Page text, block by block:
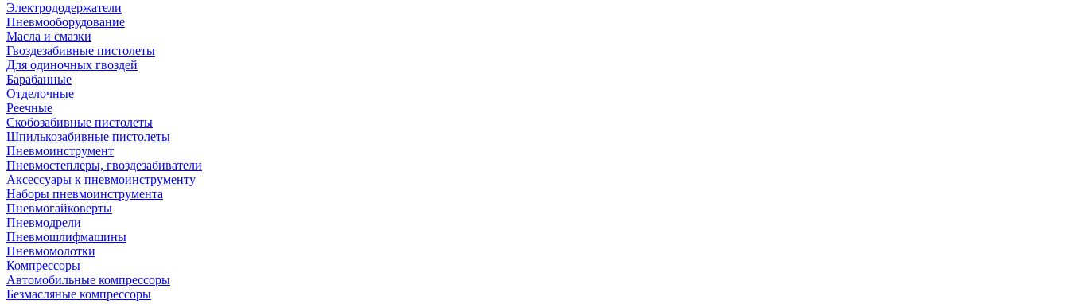
Электрододержатели
Пневмооборудование
Масла и смазки
Гвоздезабивные пистолеты
Для одиночных гвоздей
Барабанные
Отделочные
Реечные
Скобозабивные пистолеты
Шпилькозабивные пистолеты
Пневмоинструмент
Пневмостеплеры, гвоздезабиватели
Аксессуары к пневмоинструменту
Наборы пневмоинструмента
Пневмогайковерты
Пневмодрели
Пневмошлифмашины
Пневмомолотки
Компрессоры
Автомобильные компрессоры
Безмасляные компрессоры